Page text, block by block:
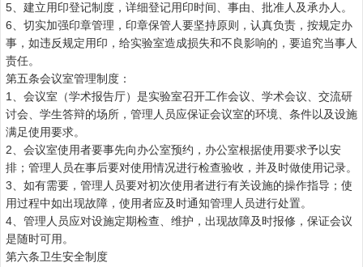
5、建立用印登记制度，详细登记用印时间、事由、批准人及承办人。
6、切实加强印章管理，印章保管人要坚持原则，认真负责，按规定办
事，如违反规定用印，给实验室造成损失和不良影响的，要追究当事人
责任。
第五条会议室管理制度：
1、会议室（学术报告厅）是实验室召开工作会议、学术会议、交流研
讨会、学生答辩的场所，管理人员应保证会议室的环境、条件以及设施
满足使用要求。
2、会议室使用者要事先向办公室预约，办公室根据使用要求予以安
排；管理人员在事后要对使用情况进行检查验收，并及时做使用记录。
3、如有需要，管理人员要对初次使用者进行有关设施的操作指导；使
用过程中如出现故障，使用者应及时通知管理人员进行处置。
4、管理人员应对设施定期检查、维护，出现故障及时报修，保证会议
是随时可用。
第六条卫生安全制度